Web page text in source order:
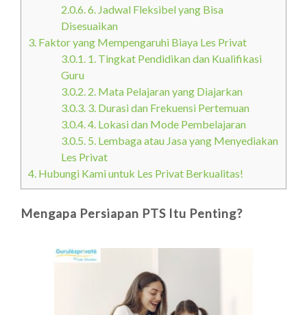
2.0.6.6. Jadwal Fleksibel yang Bisa
Disesuaikan
3. Faktor yang Mempengaruhi Biaya Les Privat
3.0.1. 1. Tingkat Pendidikan dan Kualifikasi
Guru
3.0.2. 2. Mata Pelajaran yang Diajarkan
3.0.3. 3. Durasi dan Frekuensi Pertemuan
3.0.4.4. Lokasi dan Mode Pembelajaran
3.0.5. 5. Lembaga atau Jasa yang Menyediakan
Les Privat
4. Hubungi Kami untuk Les Privat Berkualitas!
Mengapa Persiapan PTS Itu Penting?